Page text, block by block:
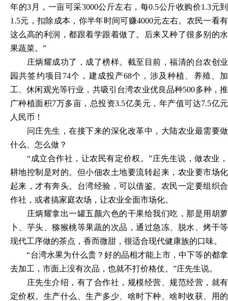
年的3月，一亩可采3000公斤左右，每0.5公斤收购价1.3元到
1.5元，扣除成本，你半年时间可赚4000元左右。农民一看有
这么高的利润，都跟着学跟着做了。后来又种了很多别的水
果蔬菜。”
庄炳耀成功了，成了榜样。截至目前，福清的台农创业
园共签约项目 74个，建成投产68个，涉及种植、养殖、加
工、休闲观光等行业，共吸引台湾农业优良品种500多种，推
广种植面积7万多亩，总投资3.5亿美元，年产值可达7.5亿元
人民币！
问庄先生，在接下来的深化改革中，大陆农业最需要做
什么、怎么做？
“成立合作社，让农民有定价权。”庄先生说，做农业，
耕地控制是对的。但小佃农土地要流转起来，农业要市场化
起来，才有奔头。台湾经验，可以借鉴。农民一定要组织合
作社，或者搞家庭农场，让农业全面市场化。
庄炳耀拿出一罐五颜六色的干果给我们吃，那是用胡萝
卜、芋头、猕猴桃等果蔬的次品，通过急冻、脱水、烤干等
现代工序做的茶点，香而微甜，很适合现代健康族的口味。
“台湾水果为什么贵？好的品相才能上市，中下等的都拿
去加工，市面上没有次品，也就不打价格仗。”庄先生说。
庄先生介绍，有了合作社，规模经营、规范经营，就有
定价权。生产什么、生产多少、啥时下种、啥时收获、用的